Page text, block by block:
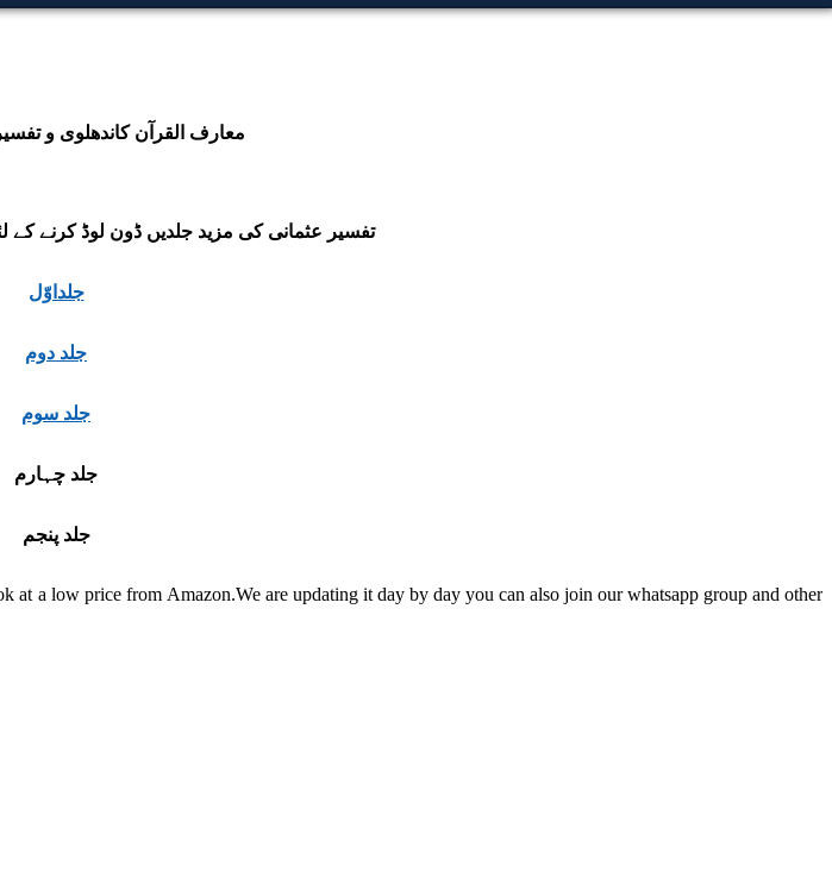
معارف القرآن کاندھلوی و
تفسیر عثمانی کی مزید جلدیں ڈون لوڈ کرنے کے
جلداوّل
جلد دوم
جلد سوم
جلد چہارم
جلد پنجم
a low price from Amazon.We are updating it day by day you can also join our whatsapp group and other